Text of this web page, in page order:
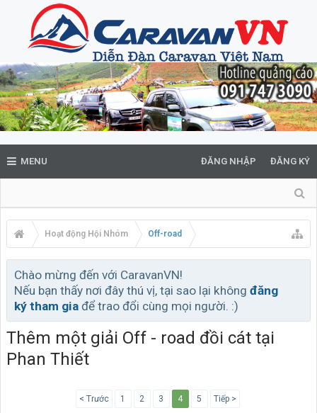
MENU ĐĂNG NHẬP ĐĂNG KÝ
Hoạt động Hội Nhóm Off-road
Chào mừng đến với CaravanVN!
Nếu bạn thấy nơi đây thú vị, tại sao lại không đăng
ký tham gia để trao đổi cùng mọi người. :)
Thêm một giải Off - road đồi cát tại
Phan Thiết
< Trước 1 2 3 4 5 Tiếp >